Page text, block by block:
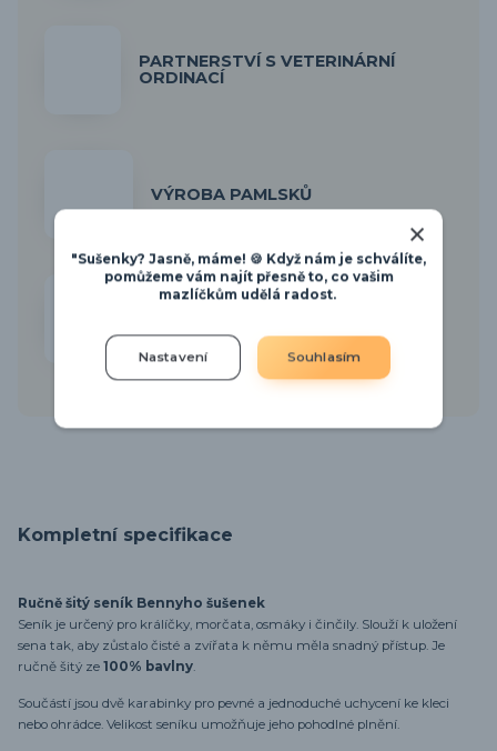
PARTNERSTVÍ S VETERINÁRNÍ
ORDINACÍ
VÝROBA PAMLSKŮ
Kompletní specifikace
Ručně šitý seník Bennyho šušenek
Seník je určený pro králíčky, morčata, osmáky i činčily. Slouží k uložení
sena tak, aby zůstalo čisté a zvířata k němu měla snadný přístup. Je
ručně šitý ze 100% bavlny.
Součástí jsou dvě karabinky pro pevné a jednoduché uchycení ke kleci
nebo ohrádce. Velikost seníku umožňuje jeho pohodlné plnění.
"Sušenky? Jasně, máme! 🍪 Když nám je schválíte,
pomůžeme vám najít přesně to, co vašim
mazlíčkům udělá radost.
Nastavení Souhlasím